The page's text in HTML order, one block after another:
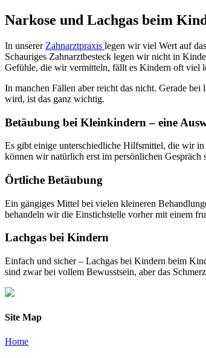
Narkose und Lachgas beim
In unserer Zahnarztpraxis legen wir viel Wert auf
Schauriges Zahnarztbesteck legen wir nicht in
Gefühle, die wir vermitteln, fällt es Kindern oft viel
In manchen Fällen aber reicht das nicht. Gerade
wird, ist das ganz wichtig.
Betäubung bei Kleinkindern – eine
Es gibt einige unterschiedliche Hilfsmittel, die wir in
können wir natürlich erst im persönlichen
Örtliche Betäubung
Ein gängiges Mittel bei vielen kleineren
behandeln wir die Einstichstelle vorher mit einem
Lachgas bei Kindern
Einfach und sicher – Lachgas bei Kindern beim
sind zwar bei vollem Bewusstsein, aber das
Site Map
Home